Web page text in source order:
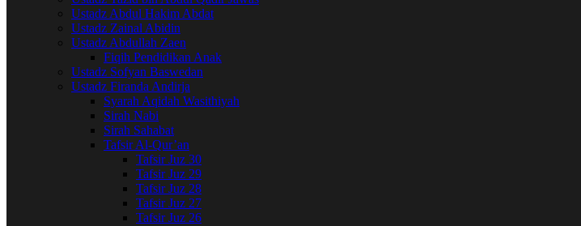
Ustadz Abdul Hakim Abdat
Ustadz Zainal Abidin
Ustadz Abdullah Zaen
Fiqih Pendidikan Anak
Ustadz Sofyan Baswedan
Ustadz Firanda Andirja
Syarah Aqidah Wasithiyah
Sirah Nabi
Sirah Sahabat
Tafsir Al-Qur’an
Tafsir Juz 30
Tafsir Juz 29
Tafsir Juz 28
Tafsir Juz 27
Tafsir Juz 26